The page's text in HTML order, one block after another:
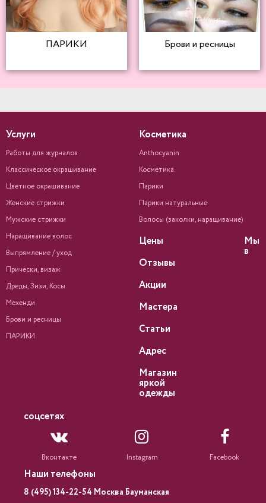
ПАРИКИ Брови и ресницы
Услуги
Работы для журналов
Классическое окрашивание
Цветное окрашивание
Женские стрижки
Мужские стрижки
Наращивание волос
Выпрямление / уход
Прически, визаж
Дреды, Зизи, Косы
Мехенди
Брови и ресницы
ПАРИКИ
Косметика
Anthocyanin
Косметика
Парики
Парики натуральные
Волосы (заколки, наращивание)
Цены
Отзывы
Акции
Мастера
Статьи
Адрес
Магазин
яркой
одежды
Мы
в
соцсетях
Вконтакте Instagram Facebook
Наши телефоны
8 (495) 134-22-54 Москва Бауманская